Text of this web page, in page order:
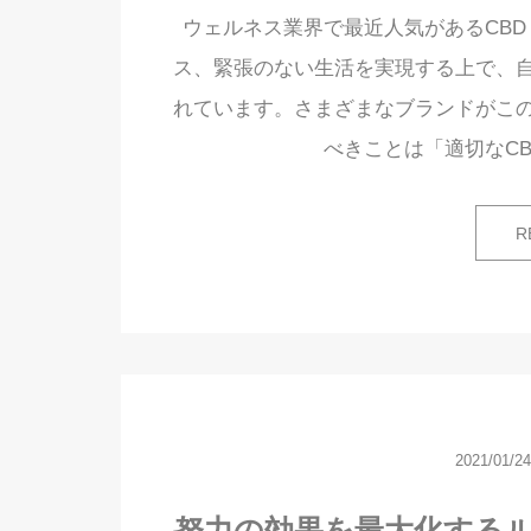
ウェルネス業界で最近人気がある
ス、緊張のない生活を実現する上で、
れています。さまざまなブランドがこ
べきことは「適切な
2021/01/24